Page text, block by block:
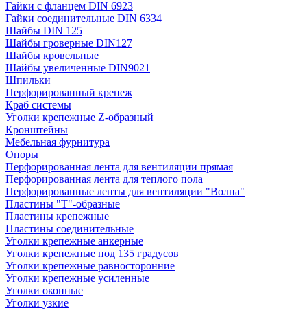
Гайки с фланцем DIN 6923
Гайки соединительные DIN 6334
Шайбы DIN 125
Шайбы гроверные DIN127
Шайбы кровельные
Шайбы увеличенные DIN9021
Шпильки
Перфорированный крепеж
Краб системы
Уголки крепежные Z-образный
Кронштейны
Мебельная фурнитура
Опоры
Перфорированная лента для вентиляции прямая
Перфорированная лента для теплого пола
Перфорированные ленты для вентиляции "Волна"
Пластины "Т"-образные
Пластины крепежные
Пластины соединительные
Уголки крепежные анкерные
Уголки крепежные под 135 градусов
Уголки крепежные равносторонние
Уголки крепежные усиленные
Уголки оконные
Уголки узкие